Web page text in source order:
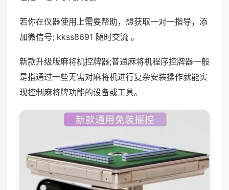
若你在仪器使用上需要帮助，想获取一对一指导，添
加微信号; kkss8691 随时交流 。
新款升级版麻将机控牌器;普通麻将机程序控牌器一般
是指通过一些无需对麻将机进行复杂安装操作就能实
现控制麻将牌功能的设备或工具。